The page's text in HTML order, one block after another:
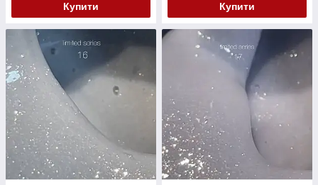
Купити Купити